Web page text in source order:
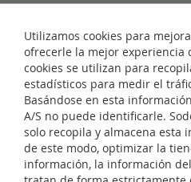
Utilizamos cookies para
ofrecerle la mejor experiencia
cookies se utilizan para
estadísticos para medir el
Basándose en esta
A/S no puede identificarle.
solo recopila y almacena esta
de este modo, optimizar la
información, la información